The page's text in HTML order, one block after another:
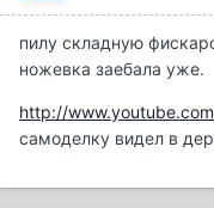
пилу складную
ножевка заебала уже.
http://
самоделку видел в